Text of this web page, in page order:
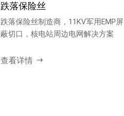
跌落保险丝
跌落保险丝制造商，11KV军用EMP屏
蔽切口，核电站周边电网解决方案
查看详情